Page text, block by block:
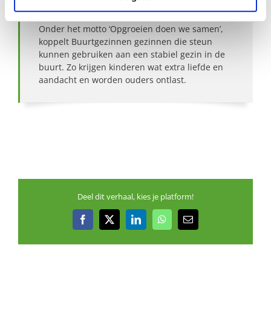
Over Buurtgezinnen
Onder het motto ‘Opgroeien doen we samen’,
koppelt Buurtgezinnen gezinnen die steun
kunnen gebruiken aan een stabiel gezin in de
buurt. Zo krijgen kinderen wat extra liefde en
aandacht en worden ouders ontlast.
Deel dit verhaal, kies je platform!
Facebook
X LinkedInWhatsApp
E-